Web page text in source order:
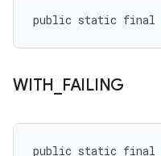
public static final
WITH FAILING
public static final